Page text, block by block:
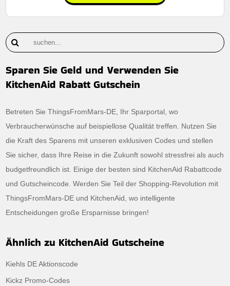
Sparen Sie Geld und Verwenden Sie
KitchenAid Rabatt Gutschein
Betreten Sie ThingsFromMars-DE, Ihr Sparportal, wo
Verbraucherwünsche auf beispiellose Qualität treffen. Nutzen Sie
die Kraft des Sparens mit unseren exklusiven Codes und stellen
Sie sicher, dass Ihre Reise in die Zukunft sowohl stressfrei als auch
budgetfreundlich ist. Einige der besten sind KitchenAid Rabattcode
und Gutscheincode. Werden Sie Teil der Shopping-Revolution mit
ThingsFromMars-DE und KitchenAid, wo intelligente
Entscheidungen große Ersparnisse bringen!
Ähnlich zu KitchenAid Gutscheine
Kiehls DE Aktionscode
Kickz Promo-Codes